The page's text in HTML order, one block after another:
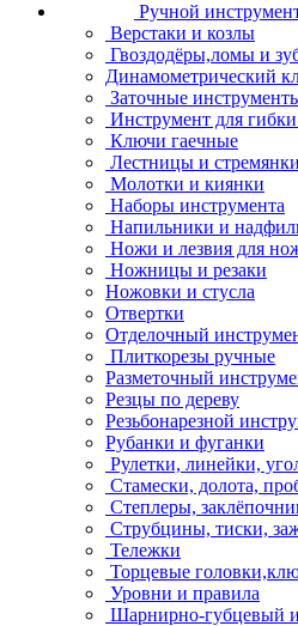
Ручной
Верстаки и козлы
Гвоздодёры,ломы и
Динамометрический
Заточные
Инструмент для
Ключи гаечные
Лестницы и стремянки
Молотки и киянки
Наборы инструмента
Напильники и
Ножи и лезвия для
Ножницы и резаки
Ножовки и стусла
Отвертки
Отделочный
Плиткорезы ручные
Разметочный
Резцы по дереву
Резьбонарезной
Рубанки и фуганки
Рулетки, линейки,
Стамески, долота,
Степлеры,
Струбцины, тиски,
Тележки
Торцевые
Уровни и правила
Шарнирно-губцевый